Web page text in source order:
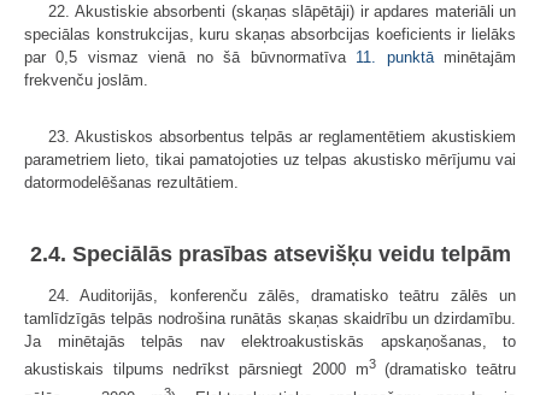
22. Akustiskie absorbenti (skaņas slāpētāji) ir apdares materiāli un
speciālas konstrukcijas, kuru skaņas absorbcijas koeficients ir lielāks
par 0,5 vismaz vienā no šā būvnormatīva 11. punktāminētajām
frekvenču joslām.
23. Akustiskos absorbentus telpās ar reglamentētiem akustiskiem
parametriem lieto, tikai pamatojoties uz telpas akustisko mērījumu vai
datormodelēšanas rezultātiem.
2.4. Speciālās prasības atsevišķu veidu telpām
24. Auditorijās, konferenču zālēs, dramatisko teātru zālēs un
tamlīdzīgās telpās nodrošina runātās skaņas skaidrību un dzirdamību.
Ja minētajās telpās nav elektroakustiskās apskaņošanas, to
akustiskais tilpums nedrīkst pārsniegt 2000 m3(dramatisko teātru
3